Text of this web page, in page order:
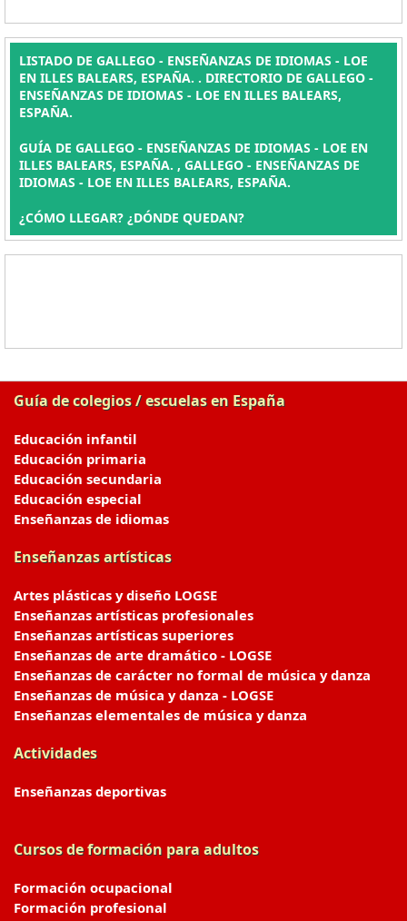
LISTADO DE GALLEGO - ENSEÑANZAS DE IDIOMAS - LOE
EN ILLES BALEARS, ESPAÑA. . DIRECTORIO DE GALLEGO -
ENSEÑANZAS DE IDIOMAS - LOE EN ILLES BALEARS,
ESPAÑA.
GUÍA DE GALLEGO - ENSEÑANZAS DE IDIOMAS - LOE EN
ILLES BALEARS, ESPAÑA. , GALLEGO - ENSEÑANZAS DE
IDIOMAS - LOE EN ILLES BALEARS, ESPAÑA.
¿CÓMO LLEGAR? ¿DÓNDE QUEDAN?
Guía de colegios / escuelas en España
Educación infantil
Educación primaria
Educación secundaria
Educación especial
Enseñanzas de idiomas
Enseñanzas artísticas
Artes plásticas y diseño LOGSE
Enseñanzas artísticas profesionales
Enseñanzas artísticas superiores
Enseñanzas de arte dramático - LOGSE
Enseñanzas de carácter no formal de música y danza
Enseñanzas de música y danza - LOGSE
Enseñanzas elementales de música y danza
Actividades
Enseñanzas deportivas
Cursos de formación para adultos
Formación ocupacional
Formación profesional